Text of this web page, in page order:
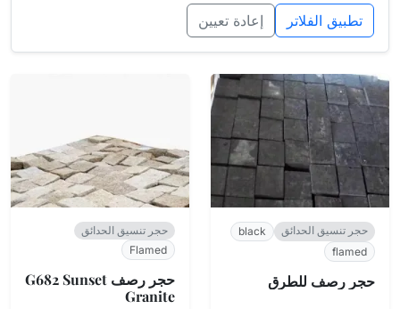
تطبيق الفلاتر إعادة تعيين
حجر تنسيق الحدائق
black
flamed
حجر رصف للطرق
حجر تنسيق الحدائق
Flamed
حجر رصف G682 Sunset
Granite